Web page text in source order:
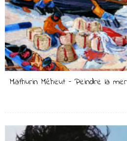
Mathurin Méheut – Peindre la